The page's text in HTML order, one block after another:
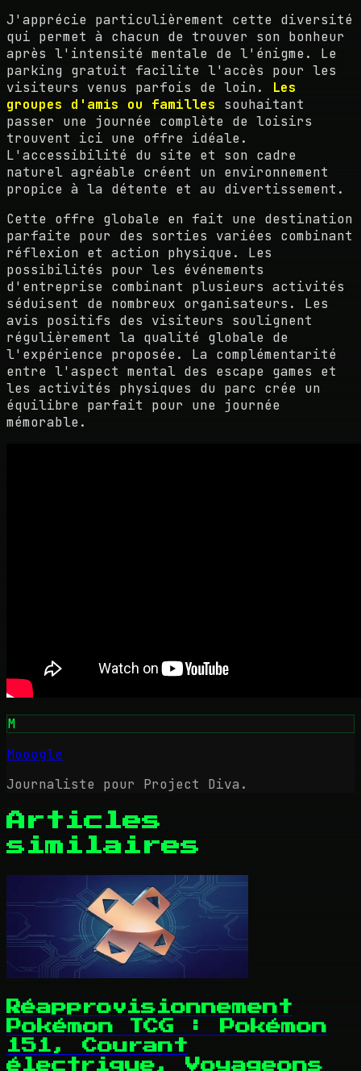
J'apprécie particulièrement cette diversité
qui permet à chacun de trouver son bonheur
après l'intensité mentale de l'énigme. Le
parking gratuit facilite l'accès pour les
visiteurs venus parfois de loin. Les
groupes d'amis ou familles souhaitant
passer une journée complète de loisirs
trouvent ici une offre idéale.
L'accessibilité du site et son cadre
naturel agréable créent un environnement
propice à la détente et au divertissement.
Cette offre globale en fait une destination
parfaite pour des sorties variées combinant
réflexion et action physique. Les
possibilités pour les événements
d'entreprise combinant plusieurs activités
séduisent de nombreux organisateurs. Les
avis positifs des visiteurs soulignent
régulièrement la qualité globale de
l'expérience proposée. La complémentarité
entre l'aspect mental des escape games et
les activités physiques du parc crée un
équilibre parfait pour une journée
mémorable.
M
Mooogle
Journaliste pour Project Diva.
Articles
similaires
Réapprovisionnement
Pokémon TCG : Pokémon
151, Courant
électrique, Voyageons